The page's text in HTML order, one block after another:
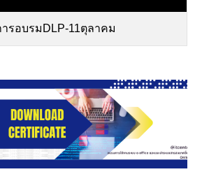
รอบรมDLP-11ตุลาคม